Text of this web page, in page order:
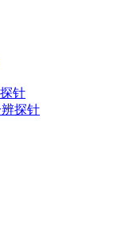
针
探针